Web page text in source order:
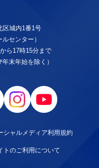
城内1番1号
センター）
ら17時15分まで
末年始を除く）
シャルメディア利用規約
トのご利用について